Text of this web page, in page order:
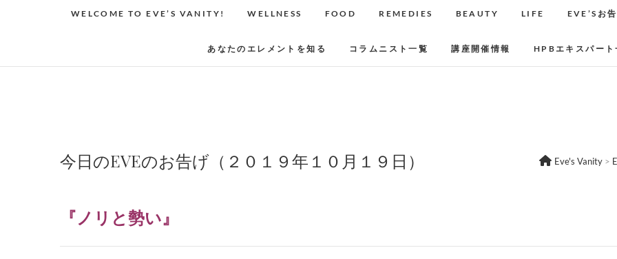
WELCOME TO EVE’S VANITY! WELLNESS FOOD REMEDIES BEAUTY LIFE EVE’Sお
あなたのエレメントを知る コラムニスト一覧 講座開催情報 HPBエキスパート
今日のEVEのお告げ（２０１９年１０月１９日） Eve's Vanity >
『ノリと勢い』